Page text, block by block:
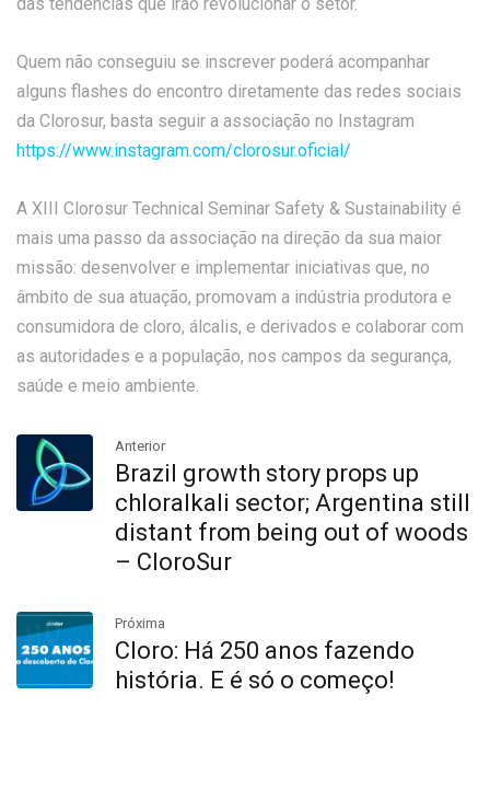
das tendências que irão revolucionar o setor.
Quem não conseguiu se inscrever poderá acompanhar
alguns flashes do encontro diretamente das redes sociais
da Clorosur, basta seguir a associação no Instagram
https://www.instagram.com/clorosur.oficial/
A XIII Clorosur Technical Seminar Safety & Sustainability é
mais uma passo da associação na direção da sua maior
missão: desenvolver e implementar iniciativas que, no
âmbito de sua atuação, promovam a indústria produtora e
consumidora de cloro, álcalis, e derivados e colaborar com
as autoridades e a população, nos campos da segurança,
saúde e meio ambiente.
Anterior
Brazil growth story props up
chloralkali sector; Argentina still
distant from being out of woods
– CloroSur
Próxima
Cloro: Há 250 anos fazendo
história. E é só o começo!